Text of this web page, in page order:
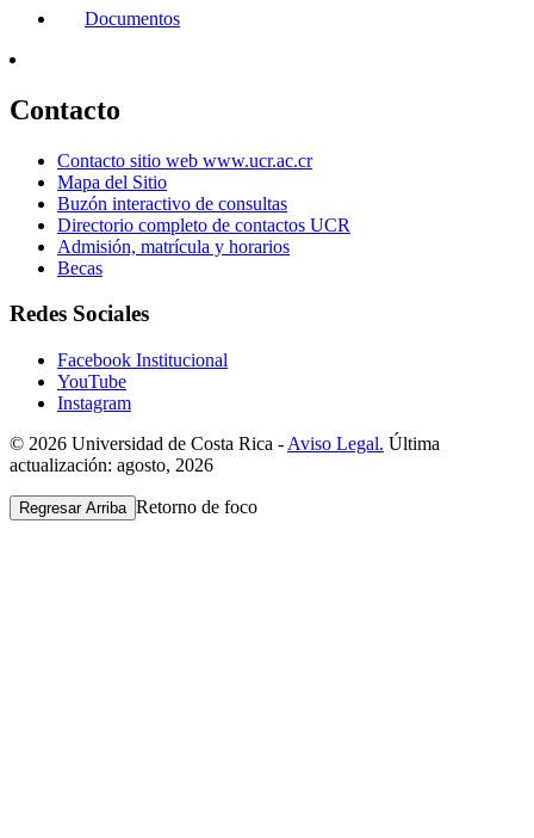
Documentos
Contacto
Contacto sitio web www.ucr.ac.cr
Mapa del Sitio
Buzón interactivo de consultas
Directorio completo de contactos UCR
Admisión, matrícula y horarios
Becas
Redes Sociales
Facebook Institucional
YouTube
Instagram
© 2026 Universidad de Costa Rica - Aviso Legal. Última
actualización: agosto, 2026
Regresar Arriba Retorno de foco